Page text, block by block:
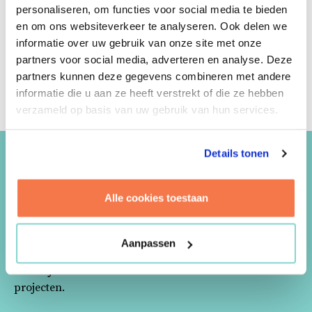
personaliseren, om functies voor social media te bieden
en om ons websiteverkeer te analyseren. Ook delen we
informatie over uw gebruik van onze site met onze
partners voor social media, adverteren en analyse. Deze
partners kunnen deze gegevens combineren met andere
informatie die u aan ze heeft verstrekt of die ze hebben
verzameld op basis van uw gebruik van hun services.
Details tonen
Alle cookies toestaan
Aanpassen
onze grenzen heen.
BELEID EN STRATEGIE PLANVORMING EN REALISATIE
BEHEER EN EXPLOITATIE
RECENTE PROJECTEN
Bouw. Infra. Vastgoed. Huisvesting. Ontwikkeling.
Opbrengstpotenties. Transformatie. Herbestemmingen.
duidelijker met de voorbeelden van onze meest recente
projecten.